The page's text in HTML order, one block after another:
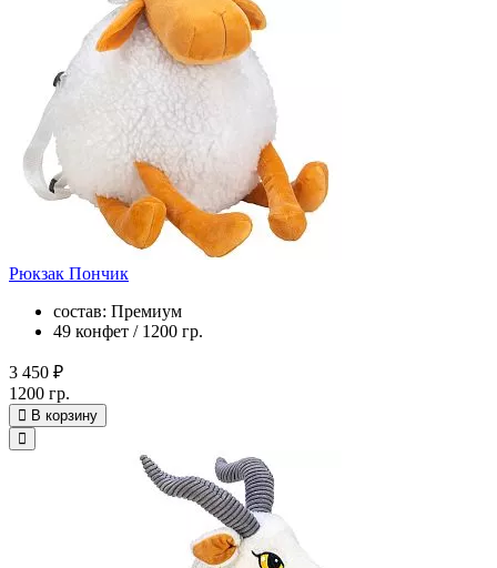
Рюкзак Пончик
состав: Премиум
49 конфет / 1200 гр.
3 450 ₽
1200 гр.
В корзину